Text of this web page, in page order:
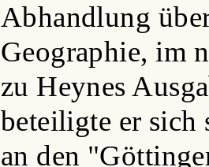
Abhandlung
Geographie, im
zu Heynes
beteiligte er sich
an den